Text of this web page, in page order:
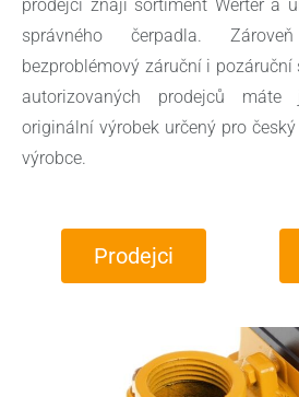
prodejci znají sortiment Werter a
správného čerpadla.
bezproblémový záruční i pozáruční
autorizovaných prodejců
originální výrobek určený pro
výrobce.
Prodejci